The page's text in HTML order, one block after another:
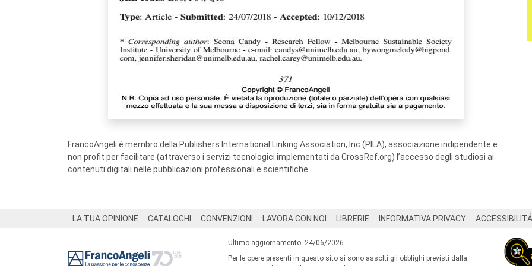
FrancoAngeli è membro della Publishers International Linking Association, Inc (PILA), associazione indipendente e
non profit per facilitare (attraverso i servizi tecnologici implementati da CrossRef.org) l’accesso degli studiosi ai
contenuti digitali nelle pubblicazioni professionali e scientifiche.
LA TUA OPINIONE CATALOGHI CONVENZIONI LAVORA CON NOI LIBRERIE INFORMATIVA PRIVACY ACCESSIBILITÁ
Ultimo aggiornamento: 24/06/2026
Per le opere presenti in questo sito si sono assolti gli obblighi previsti dalla